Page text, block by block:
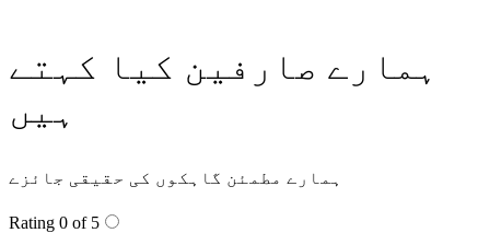
ہمارے صارفین کیا کہتے
ہیں
ہمارے مطمئن گاہکوں کی حقیقی جائزے
Rating 0 of 5